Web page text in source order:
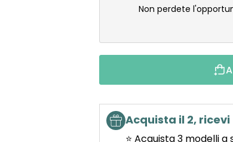
Non perdete
Acquista il 2, ricevi
⭐ Acquista 3 modelli